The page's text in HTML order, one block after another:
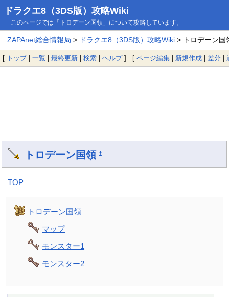
ドラクエ8（3DS版）攻略Wiki
このページでは「トロデーン国領」について攻略しています。
ZAPAnet総合情報局 > ドラクエ8（3DS版）攻略Wiki> トロデーン国
[ トップ| 一覧 | 最終更新 | 検索 | ヘルプ] [ ページ編集 | 新規作成 | 差分 |
トロデーン国領 †
TOP
トロデーン国領
マップ
モンスター1
モンスター2